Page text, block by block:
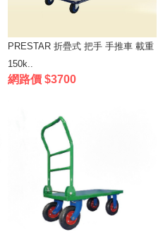
PRESTAR 折疊式 把手 手推車 載重
150k..
網路價 $3700